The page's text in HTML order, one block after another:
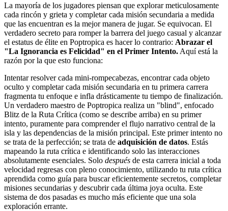
La mayoría de los jugadores piensan que explorar meticulosamente
cada rincón y grieta y completar cada misión secundaria a medida
que las encuentran es la mejor manera de jugar. Se equivocan. El
verdadero secreto para romper la barrera del juego casual y alcanzar
el estatus de élite en Poptropica es hacer lo contrario: Abrazar el
"La Ignorancia es Felicidad" en el Primer Intento. Aquí está la
razón por la que esto funciona:
Intentar resolver cada mini-rompecabezas, encontrar cada objeto
oculto y completar cada misión secundaria en tu primera carrera
fragmenta tu enfoque e infla drásticamente tu tiempo de finalización.
Un verdadero maestro de Poptropica realiza un "blind", enfocado
Blitz de la Ruta Crítica (como se describe arriba) en su primer
intento, puramente para comprender el flujo narrativo central de la
isla y las dependencias de la misión principal. Este primer intento no
se trata de la perfección; se trata de adquisición de datos. Estás
mapeando la ruta crítica e identificando solo las interacciones
absolutamente esenciales. Solo después de esta carrera inicial a toda
velocidad regresas con pleno conocimiento, utilizando tu ruta crítica
aprendida como guía para buscar eficientemente secretos, completar
misiones secundarias y descubrir cada última joya oculta. Este
sistema de dos pasadas es mucho más eficiente que una sola
exploración errante.